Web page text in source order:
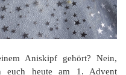
Aniskipf gehört? Nein,
euch heute am 1. Advent